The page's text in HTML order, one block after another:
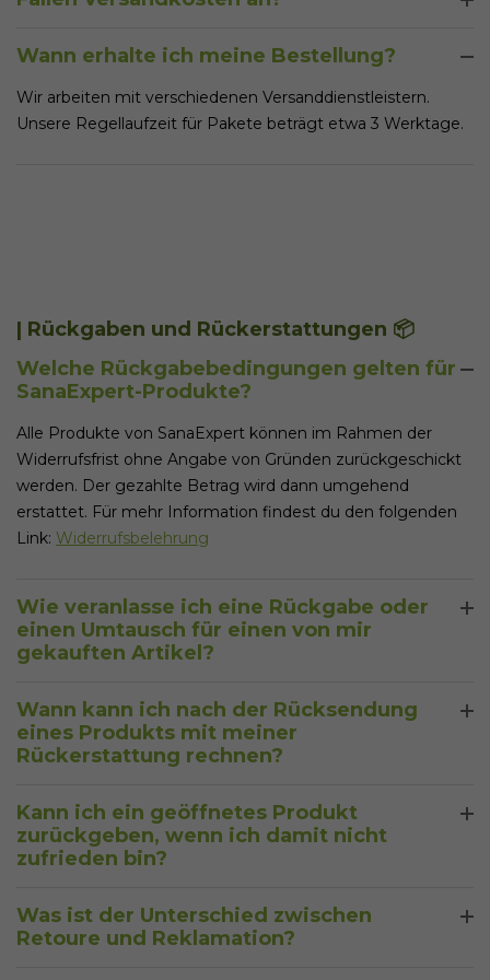
kannst du unseren Kundenservice rund um die Uhr
die dich glücklich macht.
unterscheiden sich pro Land und sind üblicher Weis EUR
3,99 bei Bestellungen unter EUR 40,- Warenkorbwert. Bei
Bestellungen ab EUR 40,- Warenkorbwert übernimmt
Wann erhalte ich meine Bestellung?
Wir arbeiten mit verschiedenen Versanddienstleistern.
Unsere Regellaufzeit für Pakete beträgt etwa 3 Werktage.
| Rückgaben und Rückerstattungen 📦
Welche Rückgabebedingungen gelten für
SanaExpert-Produkte?
Alle Produkte von SanaExpert können im Rahmen der
Widerrufsfrist ohne Angabe von Gründen zurückgeschickt
werden. Der gezahlte Betrag wird dann umgehend
erstattet. Für mehr Information findest du den folgenden
Link: Widerrufsbelehrung
Wie veranlasse ich eine Rückgabe oder
einen Umtausch für einen von mir
gekauften Artikel?
melden. Er unterstützt dich bei dem Rückgabe- oder
Umtausch Prozess. Grundsätzlich ist es so, dass du den
Betrag erstattet bekommst, sobald die zurückgeschickten
Produkte in unserem Lager eintreffen.
Wann kann ich nach der Rücksendung
eines Produkts mit meiner
Rückerstattung rechnen?
Produkte von dir zurückerhalten haben, wieder auf der von
dir genutzten Zahlmethode gutgeschrieben sein.
Kann ich ein geöffnetes Produkt
zurückgeben, wenn ich damit nicht
zufrieden bin?
ausgeschlossen.
Was ist der Unterschied zwischen
Retoure und Reklamation?